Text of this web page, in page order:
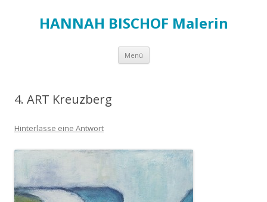
HANNAH BISCHOF Malerin
Menü Zum
springen
4. ART Kreuzberg
Hinterlasse eine Antwort